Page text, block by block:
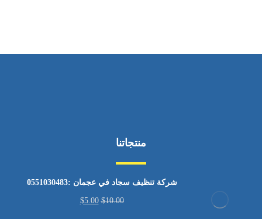
منتجاتنا
شركة تنظيف سجاد في عجمان :0551030483
$10.00
$5.00